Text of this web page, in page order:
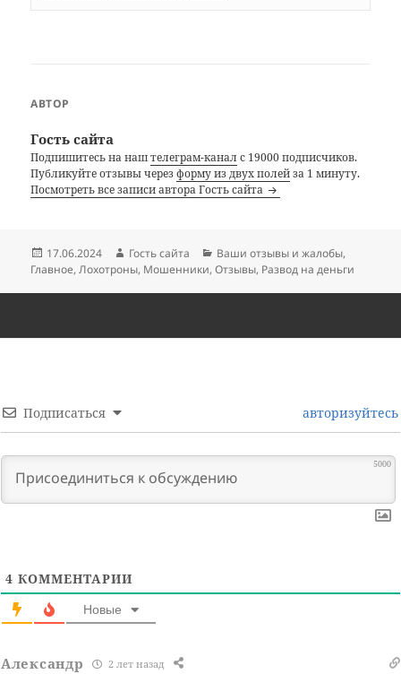
АВТОР
Гость сайта
Подпишитесь на наштелеграм-каналс 19000 подписчиков.
Публикуйте отзывы черезформу из двух полейза 1 минуту.
Посмотреть все записи автора Гость сайта
Опубликовано
17.06.2024 Автор
Гость сайта Рубрики
Ваши отзывы и жалобы,
Главное,Лохотроны, Мошенники,Отзывы, Развод на деньги
Подписаться авторизуйтесь
5000
4 КОММЕНТАРИИ
Новые
Александр 2 лет назад